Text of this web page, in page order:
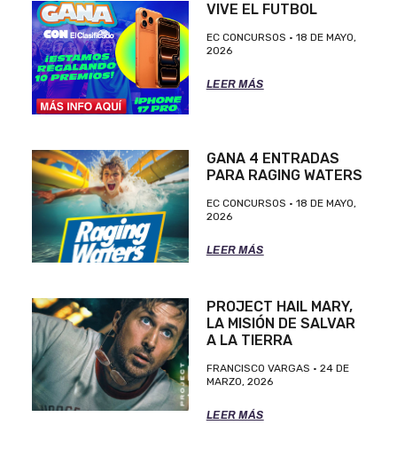
VIVE EL FUTBOL
EC CONCURSOS
18 DE MAYO,
2026
LEER MÁS
GANA 4 ENTRADAS
PARA RAGING WATERS
EC CONCURSOS
18 DE MAYO,
2026
LEER MÁS
PROJECT HAIL MARY,
LA MISIÓN DE SALVAR
A LA TIERRA
FRANCISCO VARGAS
24 DE
MARZO, 2026
LEER MÁS